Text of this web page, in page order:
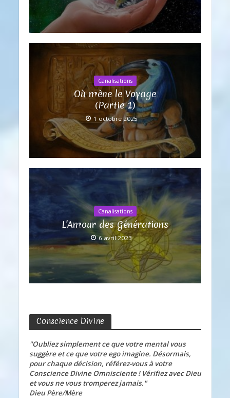
Canalisations
Où mène le Voyage
(Partie 1)
1 octobre 2025
Canalisations
L’Amour des Générations
6 avril 2023
Conscience Divine
"Oubliez simplement ce que votre mental vous
suggère et ce que votre ego imagine. Désormais,
pour chaque décision, référez-vous à votre
Conscience Divine Omnisciente ! Vérifiez avec Dieu
et vous ne vous tromperez jamais."
Dieu Père/Mère